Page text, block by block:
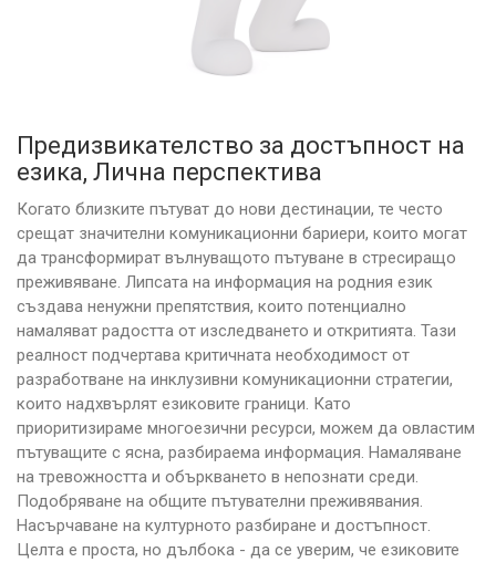
Предизвикателство за достъпност на
езика, Лична перспектива
Когато близките пътуват до нови дестинации, те често
срещат значителни комуникационни бариери, които могат
да трансформират вълнуващото пътуване в стресиращо
преживяване. Липсата на информация на родния език
създава ненужни препятствия, които потенциално
намаляват радостта от изследването и откритията. Тази
реалност подчертава критичната необходимост от
разработване на инклузивни комуникационни стратегии,
които надхвърлят езиковите граници. Като
приоритизираме многоезични ресурси, можем да овластим
пътуващите с ясна, разбираема информация. Намаляване
на тревожността и объркването в непознати среди.
Подобряване на общите пътувателни преживявания.
Насърчаване на културното разбиране и достъпност.
Целта е проста, но дълбока - да се уверим, че езиковите